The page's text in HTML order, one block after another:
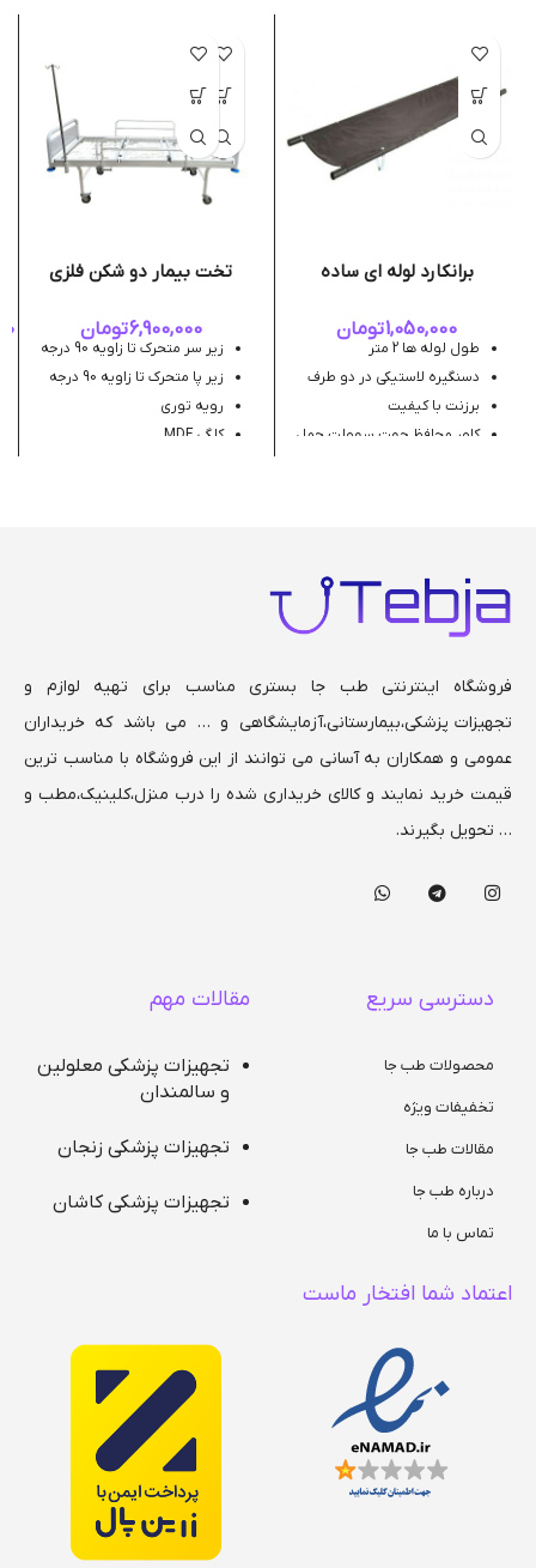
برانکارد لوله ای ساده
1,050,000تومان
طول لوله ها 2 متر
دسنگیره لاستیکی در دو طرف
برزنت با کیفیت
کاور محافظ جهت سهولت حمل
تخت بیمار دو شکن فلزی
6,900,000تومان
زیر سر متحرک تا زاویه 90 درجه
زیر پا متحرک تا زاویه 90 درجه
رویه توری
کلگی MDF
فروشگاه اینترنتی طب جا بستری مناسب برای تهیه لوازم و
تجهیزات پزشکی،بیمارستانی،آزمایشگاهی و … می باشد که خریداران
عمومی و همکاران به آسانی می توانند از این فروشگاه با مناسب ترین
قیمت خرید نمایند و کالای خریداری شده را درب منزل،کلینیک،مطب و
… تحویل بگیرند.
دسترسی سریع
محصولات طب جا
تخفیفات ویژه
مقالات طب جا
درباره طب جا
تماس با ما
مقالات مهم
تجهیزات پزشکی معلولین
و سالمندان
تجهیزات پزشکی زنجان
تجهیزات پزشکی کاشان
اعتماد شما افتخار ماست